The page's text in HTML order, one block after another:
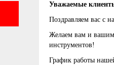
Уважаемые
Поздравляем вас с
Желаем вам и вашим
инструментов!
График работы